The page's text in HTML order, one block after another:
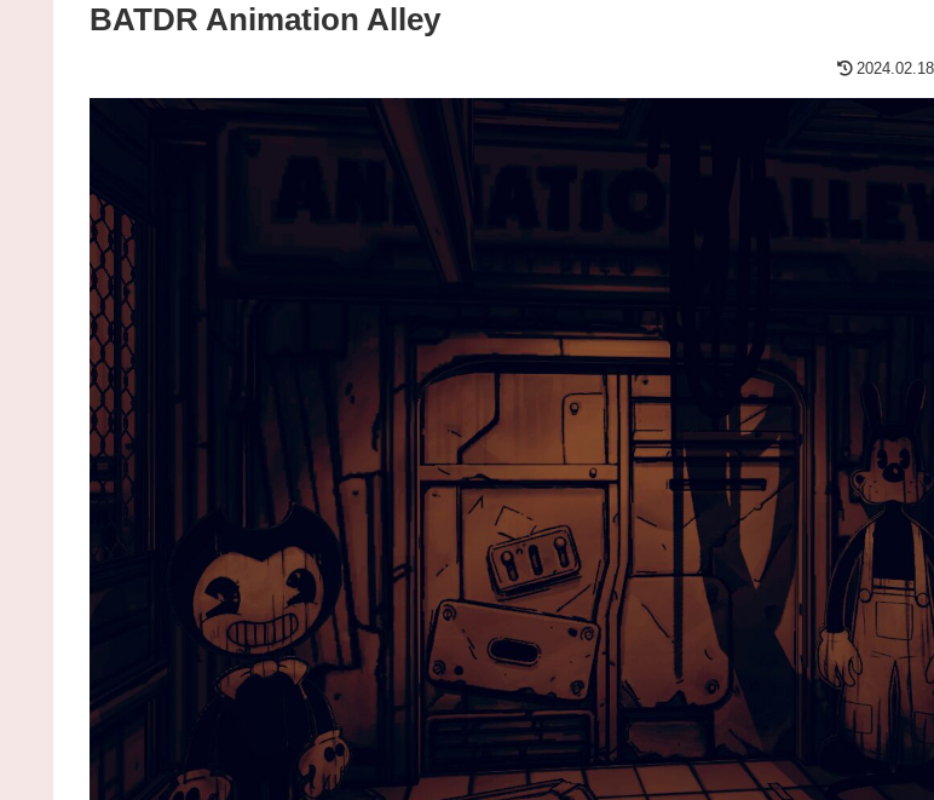
BATDR Animation Alley
2024.02.18